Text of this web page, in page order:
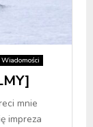
Wiadomości
mnie
impreza